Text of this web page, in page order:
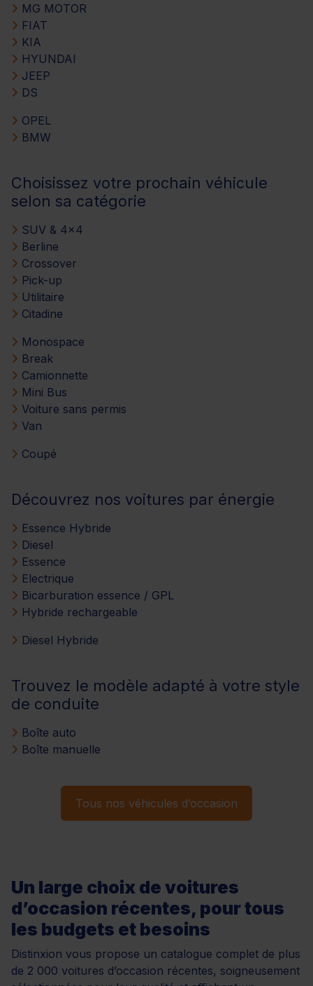
MG MOTOR
FIAT
KIA
HYUNDAI
JEEP
DS
OPEL
BMW
Choisissez votre prochain véhicule
selon sa catégorie
SUV & 4x4
Berline
Crossover
Pick-up
Utilitaire
Citadine
Monospace
Break
Camionnette
Mini Bus
Voiture sans permis
Van
Coupé
Découvrez nos voitures par énergie
Essence Hybride
Diesel
Essence
Electrique
Bicarburation essence / GPL
Hybride rechargeable
Diesel Hybride
Trouvez le modèle adapté à votre style
de conduite
Boîte auto
Boîte manuelle
Tous nos véhicules d’occasion
Un large choix de voitures
d’occasion récentes, pour tous
les budgets et besoins
Distinxion vous propose un catalogue complet de plus
de 2 000 voitures d’occasion récentes, soigneusement